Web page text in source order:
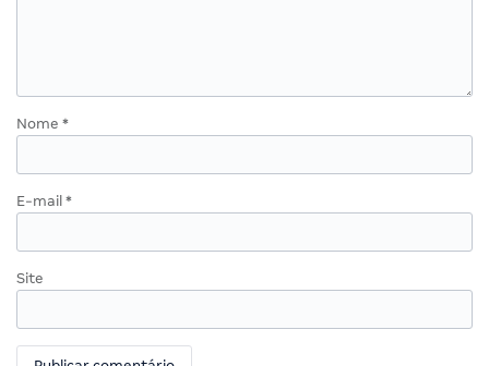
Nome *
E-mail *
Site